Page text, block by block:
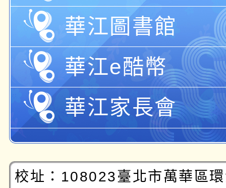
華江圖書館
華江e酷幣
華江家長會
校址：108023臺北市萬華區